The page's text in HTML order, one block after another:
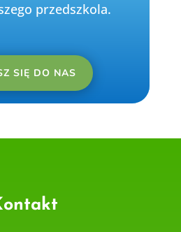
przedszkola.
SIĘ DO NAS